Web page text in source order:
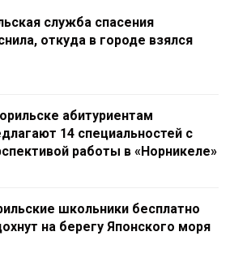
служба спасения
откуда в городе взялся
абитуриентам
14 специальностей с
работы в «Норникеле»
школьники бесплатно
на берегу Японского моря